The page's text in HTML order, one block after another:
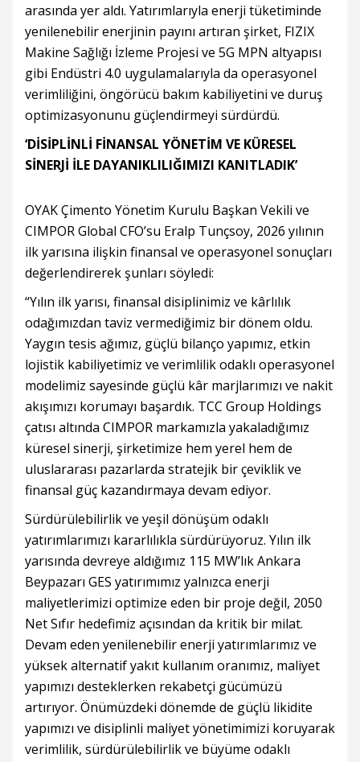
arasında yer aldı. Yatırımlarıyla enerji tüketiminde
yenilenebilir enerjinin payını artıran şirket, FIZIX
Makine Sağlığı İzleme Projesi ve 5G MPN altyapısı
gibi Endüstri 4.0 uygulamalarıyla da operasyonel
verimliliğini, öngörücü bakım kabiliyetini ve duruş
optimizasyonunu güçlendirmeyi sürdürdü.
‘DİSİPLİNLİ FİNANSAL YÖNETİM VE KÜRESEL
SİNERJİ İLE DAYANIKLILIĞIMIZI KANITLADIK’
OYAK Çimento Yönetim Kurulu Başkan Vekili ve
CIMPOR Global CFO’su Eralp Tunçsoy, 2026 yılının
ilk yarısına ilişkin finansal ve operasyonel sonuçları
değerlendirerek şunları söyledi:
“Yılın ilk yarısı, finansal disiplinimiz ve kârlılık
odağımızdan taviz vermediğimiz bir dönem oldu.
Yaygın tesis ağımız, güçlü bilanço yapımız, etkin
lojistik kabiliyetimiz ve verimlilik odaklı operasyonel
modelimiz sayesinde güçlü kâr marjlarımızı ve nakit
akışımızı korumayı başardık. TCC Group Holdings
çatısı altında CIMPOR markamızla yakaladığımız
küresel sinerji, şirketimize hem yerel hem de
uluslararası pazarlarda stratejik bir çeviklik ve
finansal güç kazandırmaya devam ediyor.
Sürdürülebilirlik ve yeşil dönüşüm odaklı
yatırımlarımızı kararlılıkla sürdürüyoruz. Yılın ilk
yarısında devreye aldığımız 115 MW’lık Ankara
Beypazarı GES yatırımımız yalnızca enerji
maliyetlerimizi optimize eden bir proje değil, 2050
Net Sıfır hedefimiz açısından da kritik bir milat.
Devam eden yenilenebilir enerji yatırımlarımız ve
yüksek alternatif yakıt kullanım oranımız, maliyet
yapımızı desteklerken rekabetçi gücümüzü
artırıyor. Önümüzdeki dönemde de güçlü likidite
yapımızı ve disiplinli maliyet yönetimimizi koruyarak
verimlilik, sürdürülebilirlik ve büyüme odaklı